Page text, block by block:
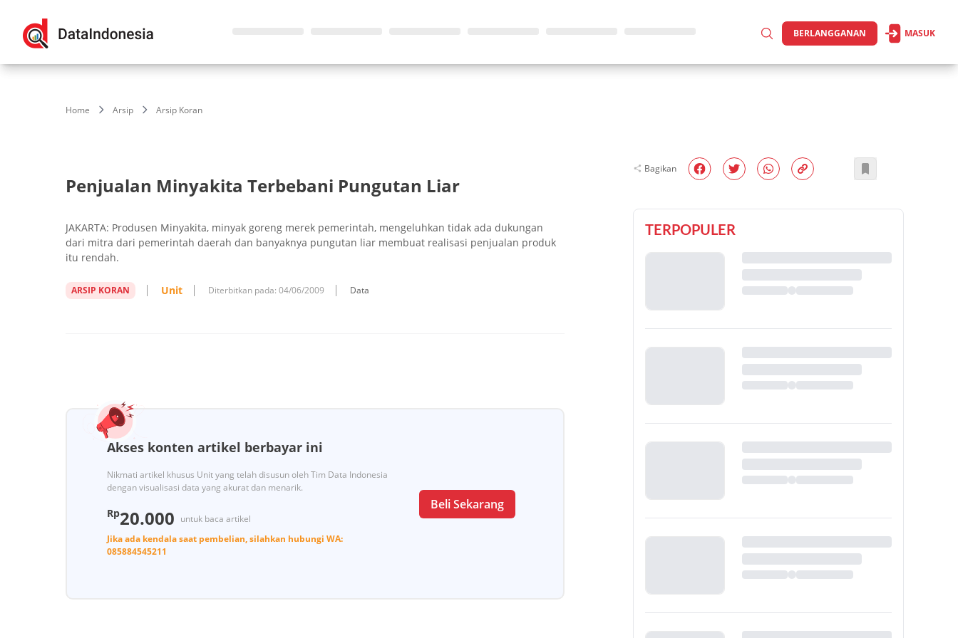
BERLANGGANAN MASUK
Home Arsip Arsip Koran
Penjualan Minyakita Terbebani Pungutan Liar
JAKARTA: Produsen Minyakita, minyak goreng merek pemerintah, mengeluhkan tidak ada dukungan
dari mitra dari pemerintah daerah dan banyaknya pungutan liar membuat realisasi penjualan produk
itu rendah.
ARSIP KORAN Unit Diterbitkan pada: 04/06/2009 Data
Akses konten artikel berbayar ini
Nikmati artikel khusus Unit yang telah disusun oleh Tim Data Indonesia
dengan visualisasi data yang akurat dan menarik.
Rp20.000 untuk baca artikel
Jika ada kendala saat pembelian, silahkan hubungi WA:
085884545211
Beli Sekarang
Bagikan
TERPOPULER